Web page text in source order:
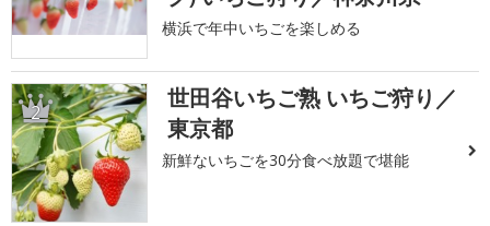
横浜で年中いちごを楽しめる
2
世田谷いちご熟 いちご狩り／
東京都
新鮮ないちごを30分食べ放題で堪能